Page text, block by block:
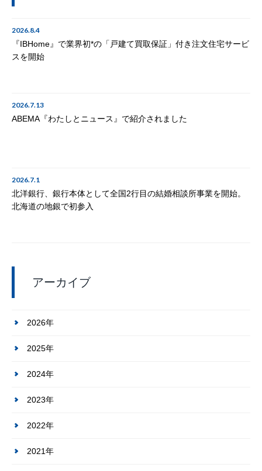
2026.8.4
『IBHome』で業界初*の「戸建て買取保証」付き注文住宅サービ
スを開始
2026.7.13
ABEMA『わたしとニュース』で紹介されました
2026.7.1
北洋銀行、銀行本体として全国2行目の結婚相談所事業を開始。
北海道の地銀で初参入
アーカイブ
2026年
2025年
2024年
2023年
2022年
2021年